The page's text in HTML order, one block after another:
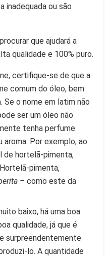
inadequada ou são
que ajudará a
qualidade e 100% puro.
certifique-se de que a
comum do óleo, bem
Se o nome em latim não
ser um óleo não
tenha perfume
aroma. Por exemplo, ao
de hortelã-pimenta,
pimenta,
– como este da
baixo, há uma boa
qualidade, já que é
surpreendentemente
lo. A quantidade